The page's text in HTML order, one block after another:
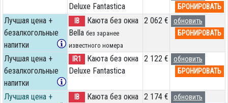
Deluxe Fantastica БРОНИРОВАТЬ
Лучшая цена +
безалкогольные
напитки
IB
Каюта без окна
Bella без заранее
известного номера
2 062 €
обновить
БРОНИРОВАТЬ
Лучшая цена +
безалкогольные
напитки
IR1
Каюта без окна
Deluxe Fantastica
2 122 €
обновить
БРОНИРОВАТЬ
Лучшая цена +
IB
Каюта без окна
2 174 €
обновить